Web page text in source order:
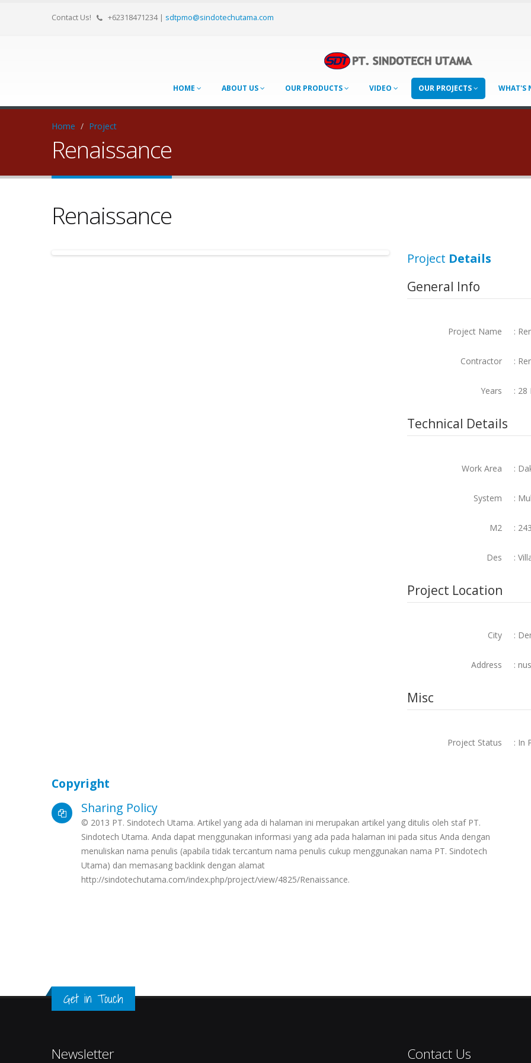
Contact Us! +62318471234 | sdtpmo@sindotechutama.com
HOME ABOUT US OUR PRODUCTS VIDEO OUR PROJECTS WHAT'S
Home / Project
Renaissance
Renaissance
Project Details
General Info
Project Name :
Contractor :
Years : 28
Technical Details
Work Area :
System :
M2 :
Des :
Project Location
City :
Address :
Misc
Project Status : In
Copyright
Sharing Policy
© 2013 PT. Sindotech Utama. Artikel yang ada di halaman ini merupakan artikel yang ditulis oleh staf PT.
Sindotech Utama. Anda dapat menggunakan informasi yang ada pada halaman ini pada situs Anda dengan
menuliskan nama penulis (apabila tidak tercantum nama penulis cukup menggunakan nama PT. Sindotech
Utama) dan memasang backlink dengan alamat
http://sindotechutama.com/index.php/project/view/4825/Renaissance.
Get in Touch
Newsletter Contact Us